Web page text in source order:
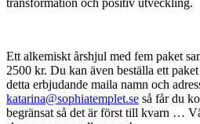
Ett alkemiskt årshjul med fem paket
2500 kr. Du kan även beställa ett
detta erbjudande maila namn och
katarina@sophiatemplet.se så får du
begränsat så det är först till kvarn …